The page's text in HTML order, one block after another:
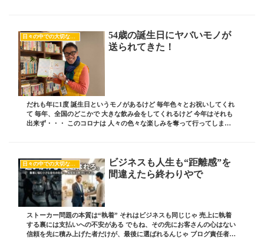
日々の中での大切な気付き
54歳の誕生日にヤバいモノが
送られてきた！
だれも年に1度 誕生日というモノがあるけど 毎年色々とお祝いしてくれ
て 毎年、全国のどこかで 大きな飲み会をしてくれるけど 今年はそれも
出来ず・・・ このコロナは 人々の色々な楽しみを奪って行ってしまっ
日々の中での大切な気付き
ビジネスも人生も“距離感”を
間違えたら終わりやで
ストーカー問題の本質は“執着” それはビジネスも同じじゃ 売上に執着
する裏には支払いへの不安がある でもね、その先にお客さんの心はない
信頼を先に積み上げた者だけが、最後に選ばれるんじゃ ブログ責任者の